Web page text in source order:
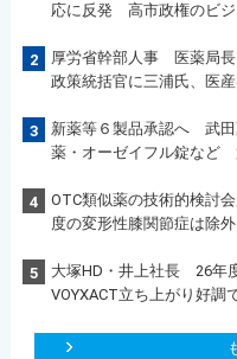
応に反発 高市政権のビ
2
厚労省幹部人事 医薬局
政策統括官に三浦氏、医
3
新薬等６製品承認へ 武田
薬・オーゼイフル錠など
4
OTC類似薬の技術的検討
度の変形性膝関節症は除
5
大塚HD・井上社長 26年
VOYXACT立ち上がり好調